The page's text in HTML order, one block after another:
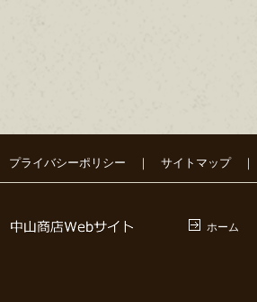
プライバシーポリシー ｜ サイトマップ｜
ホーム